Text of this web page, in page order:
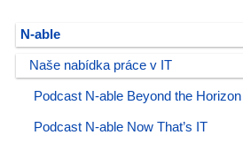
N-able
Naše nabídka práce v IT
Podcast N-able Beyond the Horizon
Podcast N-able Now That’s IT